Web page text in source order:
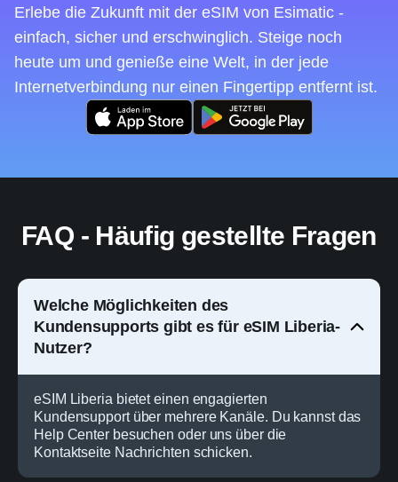
Erlebe die Zukunft mit der eSIM von Esimatic -
einfach, sicher und erschwinglich. Steige noch
heute um und genieße eine Welt, in der jede
Internetverbindung nur einen Fingertipp entfernt ist.
FAQ - Häufig gestellte Fragen
Welche Möglichkeiten des
Kundensupports gibt es für eSIM Liberia-
Nutzer?
eSIM Liberia bietet einen engagierten
Kundensupport über mehrere Kanäle. Du kannst das
Help Center besuchen oder uns über die
Kontaktseite Nachrichten schicken.